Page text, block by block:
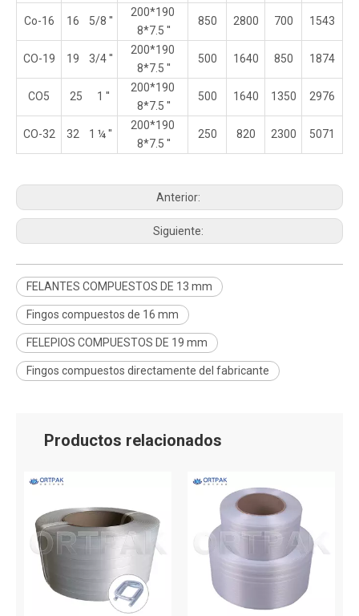
Co-16 16 5/8 ''
200*190
8*7.5 ''
850 2800 700 1543
CO-19 19 3/4 ''
200*190
8*7.5 ''
500 1640 850 1874
CO5 25 1 ''
200*190
8*7.5 ''
500 1640 1350 2976
CO-32 32 1 ¼ ''
200*190
8*7.5 ''
250 820 2300 5071
Anterior:
Siguiente:
FELANTES COMPUESTOS DE 13 mm
Fingos compuestos de 16 mm
FELEPIOS COMPUESTOS DE 19 mm
Fingos compuestos directamente del fabricante
Productos relacionados